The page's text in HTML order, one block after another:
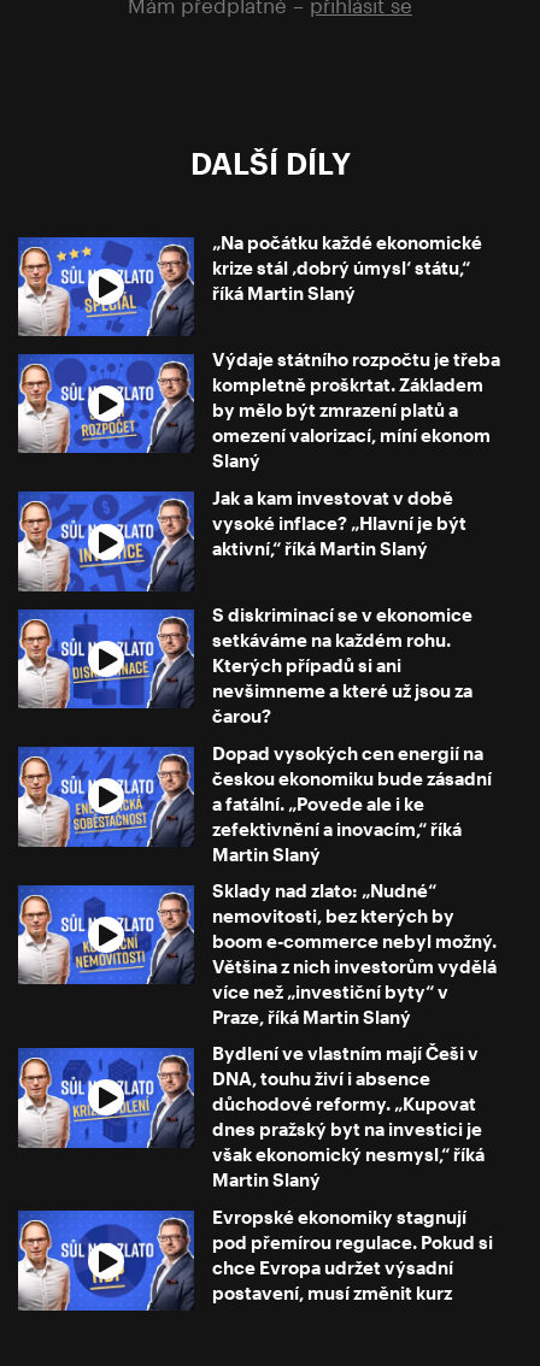
DALŠÍ DÍLY
„Na počátku každé ekonomické
krize stál ‚dobrý úmysl‘ státu,“
říká Martin Slaný
Výdaje státního rozpočtu je třeba
kompletně proškrtat. Základem
by mělo být zmrazení platů a
omezení valorizací, míní ekonom
Slaný
Jak a kam investovat v době
vysoké inflace? „Hlavní je být
aktivní,“ říká Martin Slaný
S diskriminací se v ekonomice
setkáváme na každém rohu.
Kterých případů si ani
nevšimneme a které už jsou za
čarou?
Dopad vysokých cen energií na
českou ekonomiku bude zásadní
a fatální. „Povede ale i ke
zefektivnění a inovacím,“ říká
Martin Slaný
Sklady nad zlato: „Nudné“
nemovitosti, bez kterých by
boom e-commerce nebyl možný.
Většina z nich investorům vydělá
více než „investiční byty“ v
Praze, říká Martin Slaný
Bydlení ve vlastním mají Češi v
DNA, touhu živí i absence
důchodové reformy. „Kupovat
dnes pražský byt na investici je
však ekonomický nesmysl,“ říká
Martin Slaný
Evropské ekonomiky stagnují
pod přemírou regulace. Pokud si
chce Evropa udržet výsadní
postavení, musí změnit kurz